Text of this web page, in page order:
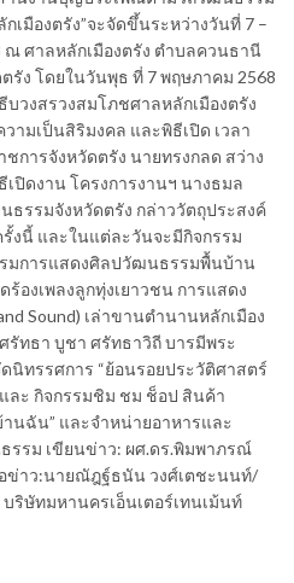
เมืองตรัง”จะจัดขึ้นระหว่างวันที่ 7 –
ณ ศาลหลักเมืองตรัง ตำบลควนธานี
รัง โดยในวันพุธ ที่ 7 พฤษภาคม 2568
บวงสรวงสมโภชศาลหลักเมืองตรัง
วามเป็นสิริมงคล และพิธีเปิด เวลา
ชการจังหวัดตรัง นายทรงกลด สว่าง
ปิดงาน โครงการงานฯ นางธมล
ธรรมจังหวัดตรัง กล่าววัตถุประสงค์
งนี้ และในแต่ละวันจะมีกิจกรรม
รมการแสดงศิลปวัฒนธรรมพื้นบ้าน
ร้องเพลงลูกทุ่งเยาวชน การแสดง
Sound) เล่าขานตำนานหลักเมือง
รัทธา บูชา ศรัทธาวิถี บารมีพระ
นิทรรศการ “ย้อนรอยประวัติศาสตร์
ละ กิจกรรมชิม ชม ช็อป สินค้า
นฉัน” และจำหน่ายอาหารและ
รม เขียนข่าว: ผศ.ดร.พิมพาภรณ์
ข่าว:นายณัฎฐ์ธนัน วงศ์เตชะนนท์/
ริษัทมหานครเอ็นเตอร์เทนเม้นท์